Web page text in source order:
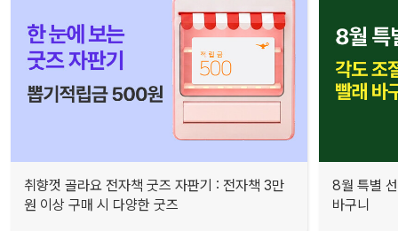
취향껏 골라요 전자책 굿즈 자판기 : 전자책 3만
원 이상 구매 시 다양한 굿즈
8월 특별
바구니